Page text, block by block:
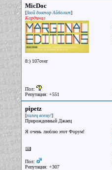
MicDoc
[Злой доктор Айболит]
Кардинал
8:) 107over
Пол:
Репутация: +551
pipetz
[пипец всему!]
Прирожденный Джаец
Я очень люблю этот Форум!
Пол:
Репутация: +307